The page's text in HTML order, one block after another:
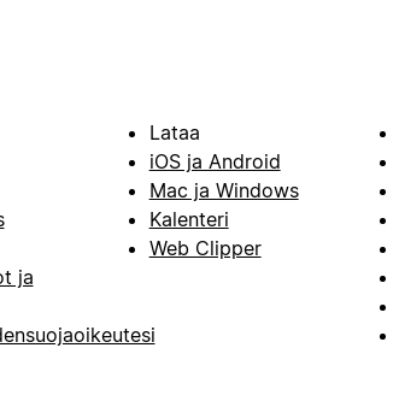
ja
Lataa
iOS ja Android
Mac ja Windows
Kalenteri
Web Clipper